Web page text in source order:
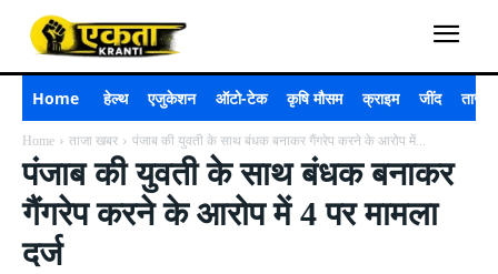
Home हेल्थ एजुकेशन ऑटो-टेक कृषि मौसम क्राइम जींद ताजा
Home ताजा खबर पंजाब की युवती के साथ बंधक बनाकर गैंगरेप करने के आरोप में...
पंजाब की युवती के साथ बंधक बनाकर
गैंगरेप करने के आरोप में 4 पर मामला
दर्ज